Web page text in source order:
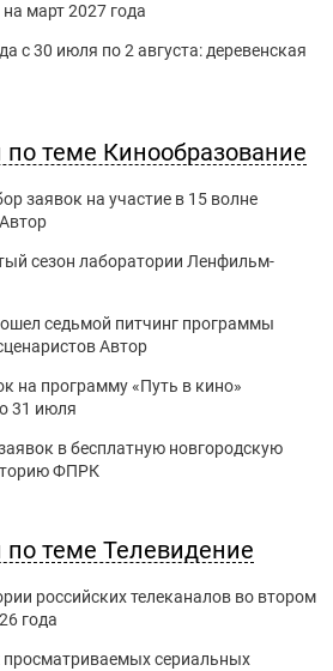
март 2027 года
с 30 июля по 2 августа: деревенская
по теме Кинообразование
заявок на участие в 15 волне
сезон лаборатории Ленфильм-
седьмой питчинг программы
Автор
на программу «Путь в кино»
31 июля
в бесплатную новгородскую
ФПРК
по теме Телевидение
российских телеканалов во втором
года
сериальных